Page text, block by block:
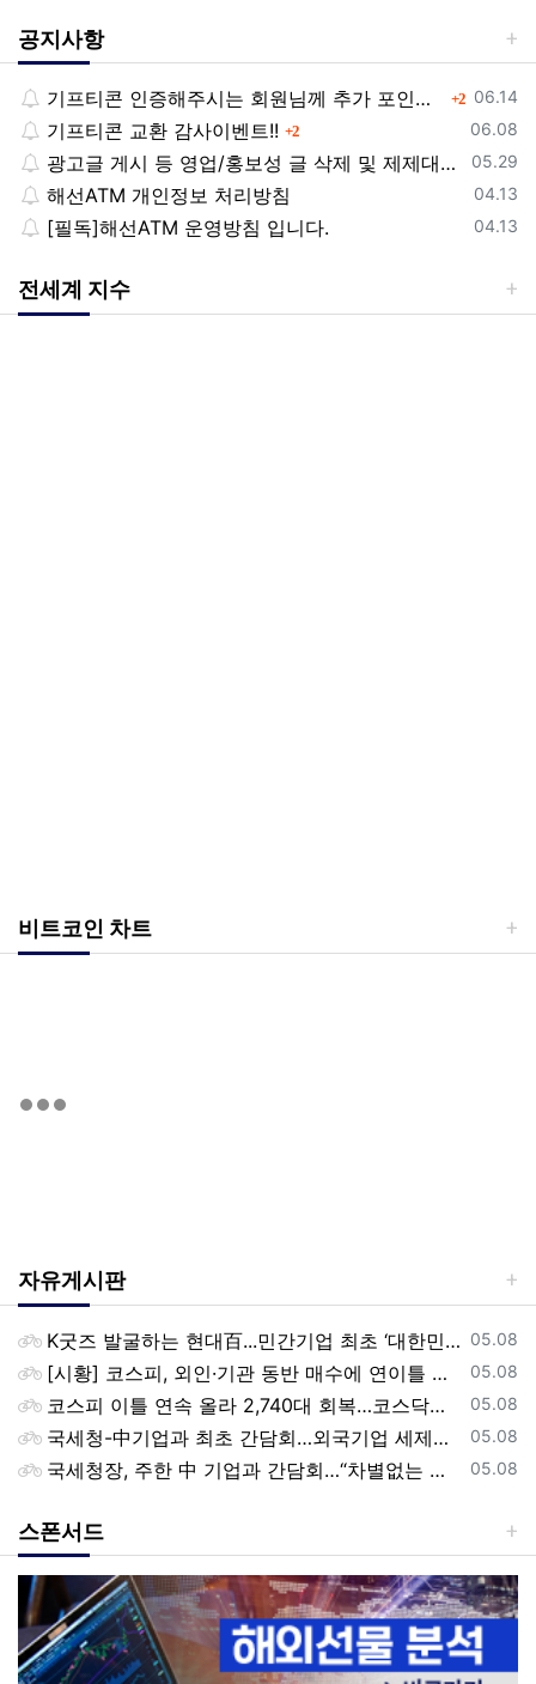
공지사항
등록일
06.14
기프티콘 인증해주시는 회원님께 추가 포인트 쏩니다!! 2댓글
등록일
06.08
기프티콘 교환 감사이벤트!! 2댓글
등록일
05.29
광고글 게시 등 영업/홍보성 글 삭제 및 제제대상입니다.
등록일
04.13
해선ATM 개인정보 처리방침
등록일
04.13
[필독]해선ATM 운영방침 입니다.
전세계 지수
비트코인 차트
자유게시판
등록일
05.08
K굿즈 발굴하는 현대百...민간기업 최초 ‘대한민국 관광공모전’ 후원
등록일
05.08
[시황] 코스피, 외인·기관 동반 매수에 연이틀 상승…2745.05 마감
등록일
05.08
코스피 이틀 연속 올라 2,740대 회복…코스닥은 강보합(종합)
등록일
05.08
국세청-中기업과 최초 간담회…외국기업 세제혜택 등 논의
등록일
05.08
국세청장, 주한 中 기업과 간담회…“차별없는 공정과세 약속”
스폰서드